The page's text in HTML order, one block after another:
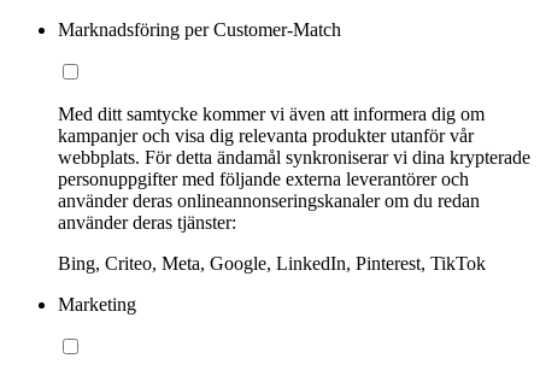
Marknadsföring per Customer-Match
Med ditt samtycke kommer vi även att informera dig om
kampanjer och visa dig relevanta produkter utanför vår
webbplats. För detta ändamål synkroniserar vi dina krypterade
personuppgifter med följande externa leverantörer och
använder deras onlineannonseringskanaler om du redan
använder deras tjänster:
Bing, Criteo, Meta, Google, LinkedIn, Pinterest, TikTok
Marketing